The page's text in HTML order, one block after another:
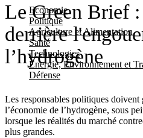
Economie
Politique
Agriculture et Alimentation
Santé
Technologies
Energie, Environnement et
Défense
Le Green Brief
derrière
l’hydrogène
Les responsables politiques doivent
l’économie de l’hydrogène, sous
lorsque les réalités du marché
plus grandes.